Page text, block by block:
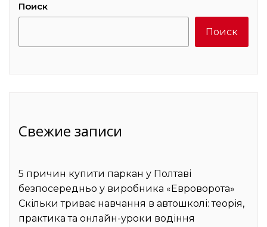
Поиск
Поиск
Свежие записи
5 причин купити паркан у Полтаві
безпосередньо у виробника «Евроворота»
Скільки триває навчання в автошколі: теорія,
практика та онлайн-уроки водіння